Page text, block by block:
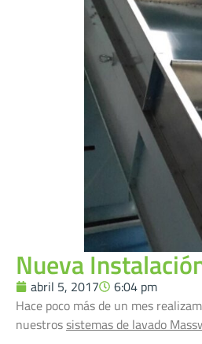
Nueva
abril 5, 2017
6:04 pm
Hace poco más de un mes
nuestrossistemas de lavado